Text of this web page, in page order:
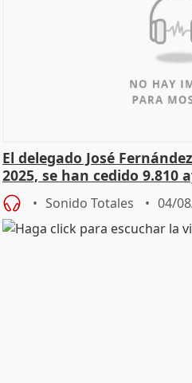
El delegado José
2025, se han cedido 9.810
Sonido Totales 04/